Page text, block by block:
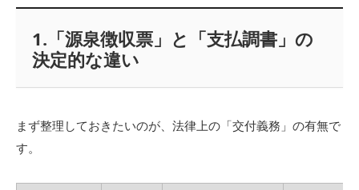
1.「源泉徴収票」と「支払調書」の
決定的な違い
まず整理しておきたいのが、法律上の「交付義務」の有無で
す。